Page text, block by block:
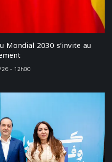
Mondial 2030 s’invite au
- 12h00